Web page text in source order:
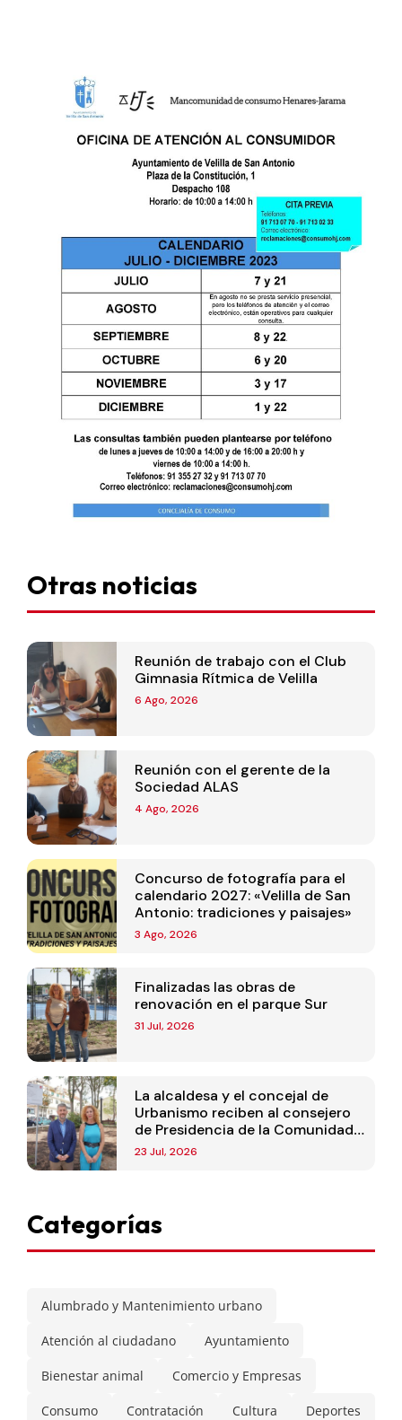
Otras noticias
Reunión de trabajo con el Club
Gimnasia Rítmica de Velilla
6 Ago, 2026
Reunión con el gerente de la
Sociedad ALAS
4 Ago, 2026
Concurso de fotografía para el
calendario 2027: «Velilla de San
Antonio: tradiciones y paisajes»
3 Ago, 2026
Finalizadas las obras de
renovación en el parque Sur
31 Jul, 2026
La alcaldesa y el concejal de
Urbanismo reciben al consejero
de Presidencia de la Comunidad
de Madrid
23 Jul, 2026
Categorías
Alumbrado y Mantenimiento urbano
Atención al ciudadano Ayuntamiento
Bienestar animal Comercio y Empresas
Consumo Contratación Cultura Deportes